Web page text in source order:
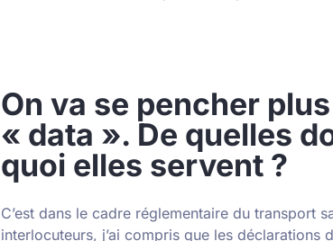
On va se pencher
« data ». De quelles
quoi elles servent ?
C’est dans le cadre réglementaire du transport
interlocuteurs, j’ai compris que les